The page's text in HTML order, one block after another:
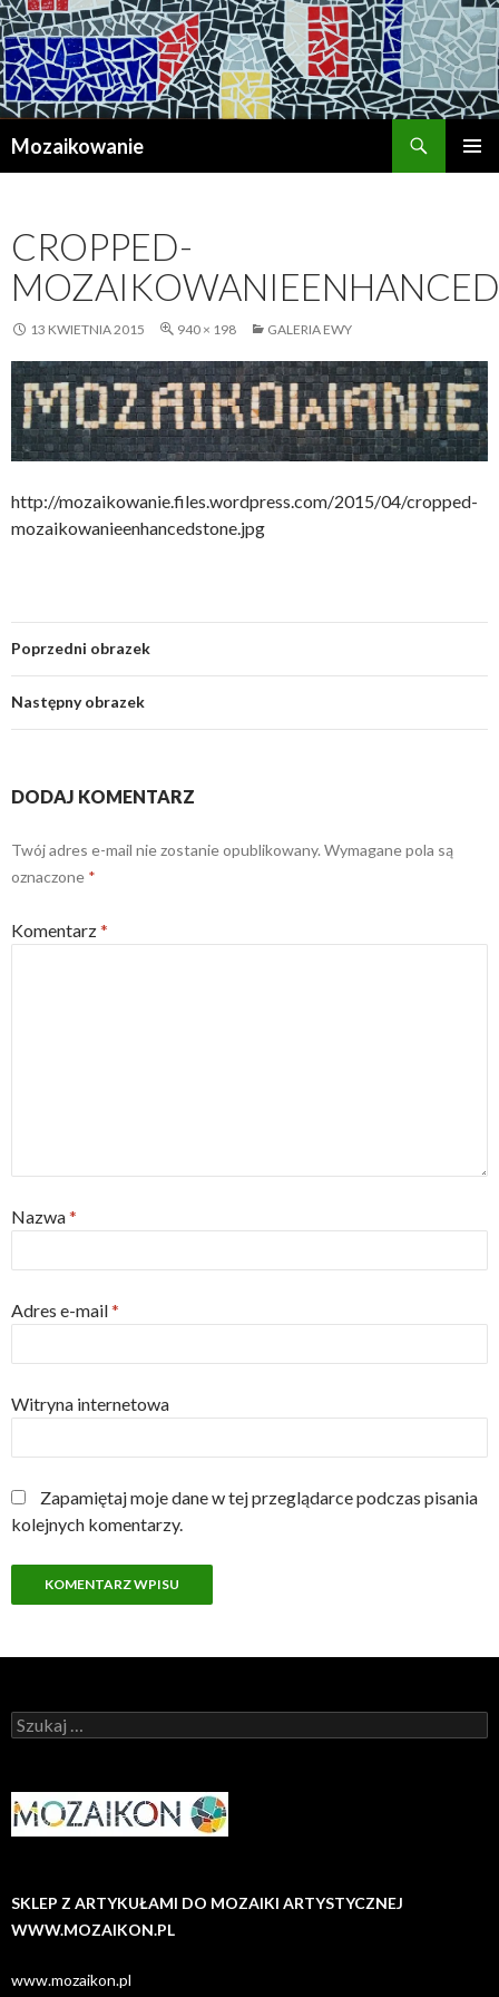
Mozaikowanie
CROPPED-
13 KWIETNIA 2015 940 × 198 GALERIA EWY
http://mozaikowanie.files.wordpress.com/2015/04/cropped-
mozaikowanieenhancedstone.jpg
Poprzedni obrazek
Następny obrazek
DODAJ KOMENTARZ
Twój adres e-mail nie zostanie opublikowany. Wymagane pola są
oznaczone *
Komentarz*
Nazwa*
Adres e-mail*
Witryna internetowa
Zapamiętaj moje dane w tej przeglądarce podczas pisania
kolejnych komentarzy.
Szukaj:
SKLEP Z ARTYKUŁAMI DO MOZAIKI ARTYSTYCZNEJ
WWW.MOZAIKON.PL
www.mozaikon.pl